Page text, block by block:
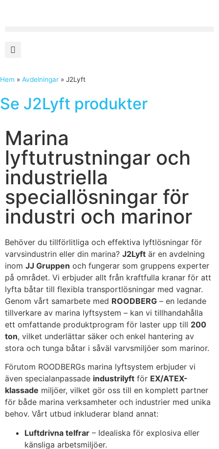
Hem » Avdelningar » J2Lyft
Se J2Lyft produkter
Marina
lyftutrustningar och
industriella
speciallösningar för
industri och marinor
Behöver du tillförlitliga och effektiva lyftlösningar för
varvsindustrin eller din marina? J2Lyft är en avdelning
inom JJ Gruppen och fungerar som gruppens experter
på området. Vi erbjuder allt från kraftfulla kranar för att
lyfta båtar till flexibla transportlösningar med vagnar.
Genom vårt samarbete med ROODBERG – en ledande
tillverkare av marina lyftsystem – kan vi tillhandahålla
ett omfattande produktprogram för laster upp till 200
ton, vilket underlättar säker och enkel hantering av
stora och tunga båtar i såväl varvsmiljöer som marinor.
Förutom ROODBERGs marina lyftsystem erbjuder vi
även specialanpassade industrilyft för EX/ATEX-
klassade miljöer, vilket gör oss till en komplett partner
för både marina verksamheter och industrier med unika
behov. Vårt utbud inkluderar bland annat:
Luftdrivna telfrar – Idealiska för explosiva eller
känsliga arbetsmiljöer.